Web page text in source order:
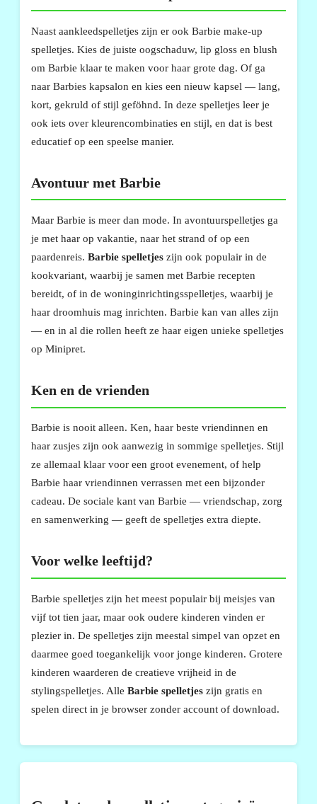
Naast aankleedspelletjes zijn er ook Barbie make-up
spelletjes. Kies de juiste oogschaduw, lip gloss en blush
om Barbie klaar te maken voor haar grote dag. Of ga
naar Barbies kapsalon en kies een nieuw kapsel — lang,
kort, gekruld of stijl geföhnd. In deze spelletjes leer je
ook iets over kleurencombinaties en stijl, en dat is best
educatief op een speelse manier.
Avontuur met Barbie
Maar Barbie is meer dan mode. In avontuurspelletjes ga
je met haar op vakantie, naar het strand of op een
paardenreis. Barbie spelletjes zijn ook populair in de
kookvariant, waarbij je samen met Barbie recepten
bereidt, of in de woninginrichtingsspelletjes, waarbij je
haar droomhuis mag inrichten. Barbie kan van alles zijn
— en in al die rollen heeft ze haar eigen unieke spelletjes
op Minipret.
Ken en de vrienden
Barbie is nooit alleen. Ken, haar beste vriendinnen en
haar zusjes zijn ook aanwezig in sommige spelletjes. Stijl
ze allemaal klaar voor een groot evenement, of help
Barbie haar vriendinnen verrassen met een bijzonder
cadeau. De sociale kant van Barbie — vriendschap, zorg
en samenwerking — geeft de spelletjes extra diepte.
Voor welke leeftijd?
Barbie spelletjes zijn het meest populair bij meisjes van
vijf tot tien jaar, maar ook oudere kinderen vinden er
plezier in. De spelletjes zijn meestal simpel van opzet en
daarmee goed toegankelijk voor jonge kinderen. Grotere
kinderen waarderen de creatieve vrijheid in de
stylingspelletjes. Alle Barbie spelletjes zijn gratis en
spelen direct in je browser zonder account of download.